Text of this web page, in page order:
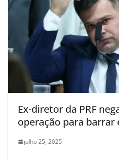
Ex-diretor da PRF
operação para barrar
julho 25, 2025